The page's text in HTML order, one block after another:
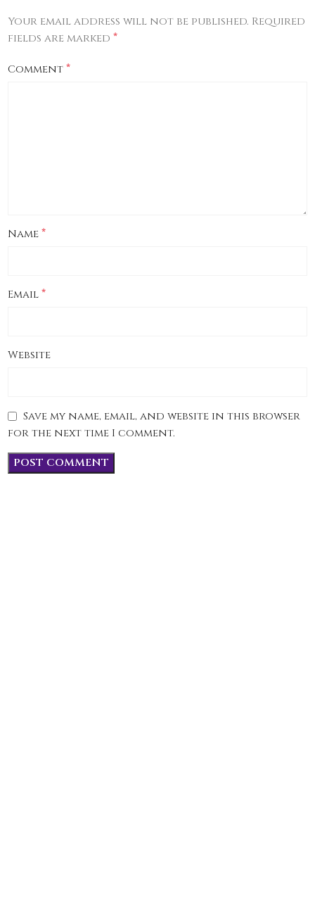
Your email address will not be published. Required
fields are marked*
Comment*
Name*
Email*
Website
Save my name, email, and website in this browser
for the next time I comment.